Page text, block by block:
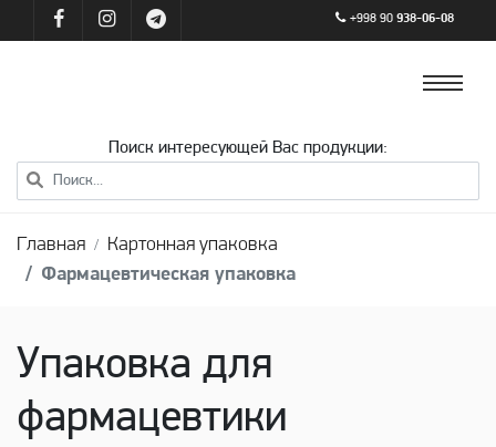
+998 90 938-06-08
Поиск интересующей Вас продукции:
Главная
Картонная упаковка
Фармацевтическая упаковка
Упаковка для
фармацевтики